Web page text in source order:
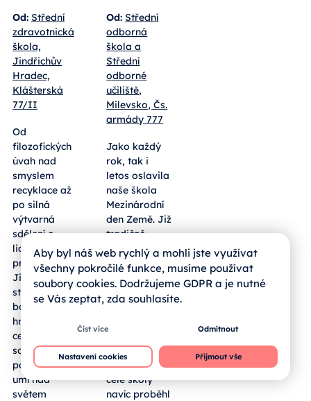
Od: Střední
zdravotnická
škola,
Jindřichův
Hradec,
Klášterská
77/II
Od
filozofických
úvah nad
smyslem
recyklace až
po silná
výtvarná
sdělení o
lidských
právech.
Jihočeští
středoškoláci
bodovali
hned ve dvou
celostátních
soutěžích a
potvrdili, že
umí nad
světem
Od: Střední
odborná
škola a
Střední
odborné
učiliště,
Milevsko, Čs.
armády 777
Jako každý
rok, tak i
letos oslavila
naše škola
Mezinárodní
den Země. Již
tradičně
vyrazili naši
žáci prvních
ročníků dne
13. 4. 2026 do
přírody, kde
odpadky. V
letošním roce
ale v rámci
celé školy
navíc proběhl
Aby byl náš web rychlý a mohli jste využívat
všechny pokročilé funkce, musíme používat
soubory cookies. Dodržujeme GDPR a je nutné
se Vás zeptat, zda souhlasíte.
Číst více Odmítnout
Nastavení cookies Přijmout vše